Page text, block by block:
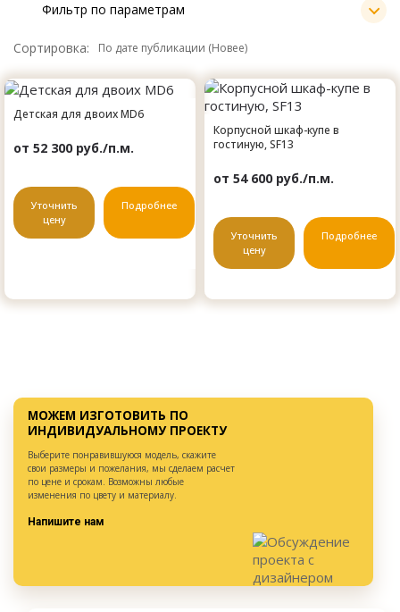
Фильтр по параметрам
Сортировка:
Детская для двоих MD6
от 52 300 руб./п.м.
Уточнить
цену
Подробнее
Корпусной шкаф-купе в
гостиную, SF13
от 54 600 руб./п.м.
Уточнить
цену
Подробнее
МОЖЕМ ИЗГОТОВИТЬ ПО
ИНДИВИДУАЛЬНОМУ ПРОЕКТУ
Выберите понравившуюся модель, скажите
свои размеры и пожелания, мы сделаем расчет
по цене и срокам. Возможны любые
изменения по цвету и материалу.
Напишите нам